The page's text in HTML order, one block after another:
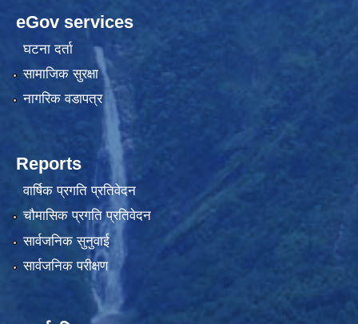
eGov services
घटना दर्ता
सामाजिक सुरक्षा
नागरिक वडापत्र
Reports
वार्षिक प्रगति प्रतिवेदन
चौमासिक प्रगति प्रतिवेदन
सार्वजनिक सुनुवाई
सार्वजनिक परीक्षण